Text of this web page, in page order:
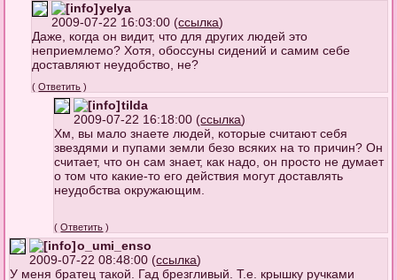
yelya
2009-07-22 16:03:00 (ссылка)
Даже, когда он видит, что для других людей это
неприемлемо? Хотя, обоссуны сидений и самим себе
доставляют неудобство, не?
(Ответить )
tilda
2009-07-22 16:18:00 (ссылка)
Хм, вы мало знаете людей, которые считают себя
звездями и пупами земли безо всяких на то причин? Он
считает, что он сам знает, как надо, он просто не думает
о том что какие-то его действия могут доставлять
неудобства окружающим.
(Ответить )
o_umi_enso
2009-07-22 08:48:00 (ссылка)
У меня братец такой. Гад брезгливый. Т.е. крышку ручками